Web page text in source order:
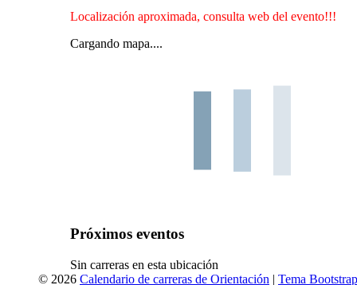
Localización aproximada, consulta web del evento!!!
Cargando mapa....
Próximos eventos
Sin carreras en esta ubicación
© 2026 Calendario de carreras de Orientación | Tema